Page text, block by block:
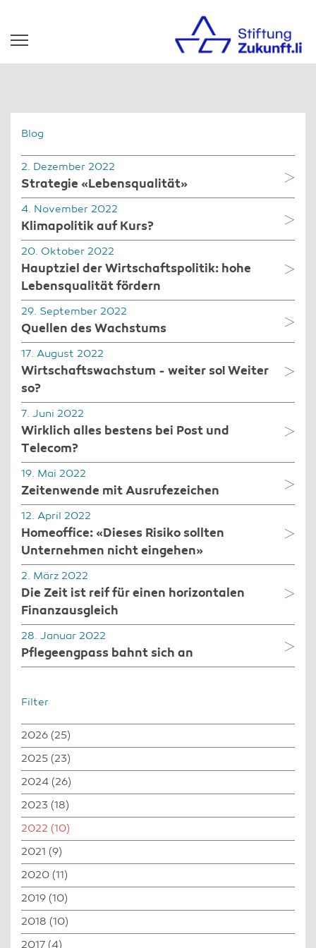
Blog
2. Dezember 2022
Strategie «Lebensqualität»
4. November 2022
Klimapolitik auf Kurs?
20. Oktober 2022
Hauptziel der Wirtschaftspolitik: hohe
Lebensqualität fördern
29. September 2022
Quellen des Wachstums
17. August 2022
Wirtschaftswachstum - weiter so! Weiter
so?
7. Juni 2022
Wirklich alles bestens bei Post und
Telecom?
19. Mai 2022
Zeitenwende mit Ausrufezeichen
12. April 2022
Homeoffice: «Dieses Risiko sollten
Unternehmen nicht eingehen»
2. März 2022
Die Zeit ist reif für einen horizontalen
Finanzausgleich
28. Januar 2022
Pflegeengpass bahnt sich an
Filter
2026 (25)
2025 (23)
2024 (26)
2023 (18)
2022 (10)
2021 (9)
2020 (11)
2019 (10)
2018 (10)
2017 (4)